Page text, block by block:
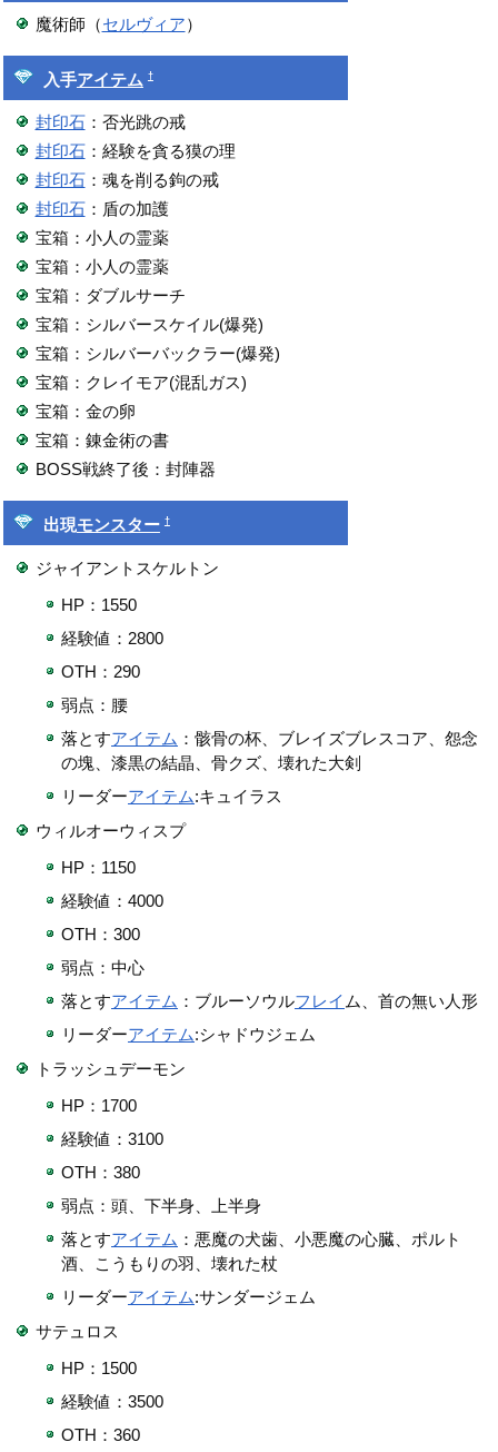
魔術師（セルヴィア）
入手アイテム †
封印石：否光跳の戒
封印石：経験を貪る獏の理
封印石：魂を削る鉤の戒
封印石：盾の加護
宝箱：小人の霊薬
宝箱：小人の霊薬
宝箱：ダブルサーチ
宝箱：シルバースケイル(爆発)
宝箱：シルバーバックラー(爆発)
宝箱：クレイモア(混乱ガス)
宝箱：金の卵
宝箱：錬金術の書
BOSS戦終了後：封陣器
出現モンスター †
ジャイアントスケルトン
HP：1550
経験値：2800
OTH：290
弱点：腰
落とすアイテム ：骸骨の杯、ブレイズブレスコア、怨念
の塊、漆黒の結晶、骨クズ、壊れた大剣
リーダーアイテム:キュイラス
ウィルオーウィスプ
HP：1150
経験値：4000
OTH：300
弱点：中心
落とすアイテム ：ブルーソウルフレイ ム、首の無い人形
リーダーアイテム:シャドウジェム
トラッシュデーモン
HP：1700
経験値：3100
OTH：380
弱点：頭、下半身、上半身
落とすアイテム ：悪魔の犬歯、小悪魔の心臓、ポルト
酒、こうもりの羽、壊れた杖
リーダーアイテム:サンダージェム
サテュロス
HP：1500
経験値：3500
OTH：360